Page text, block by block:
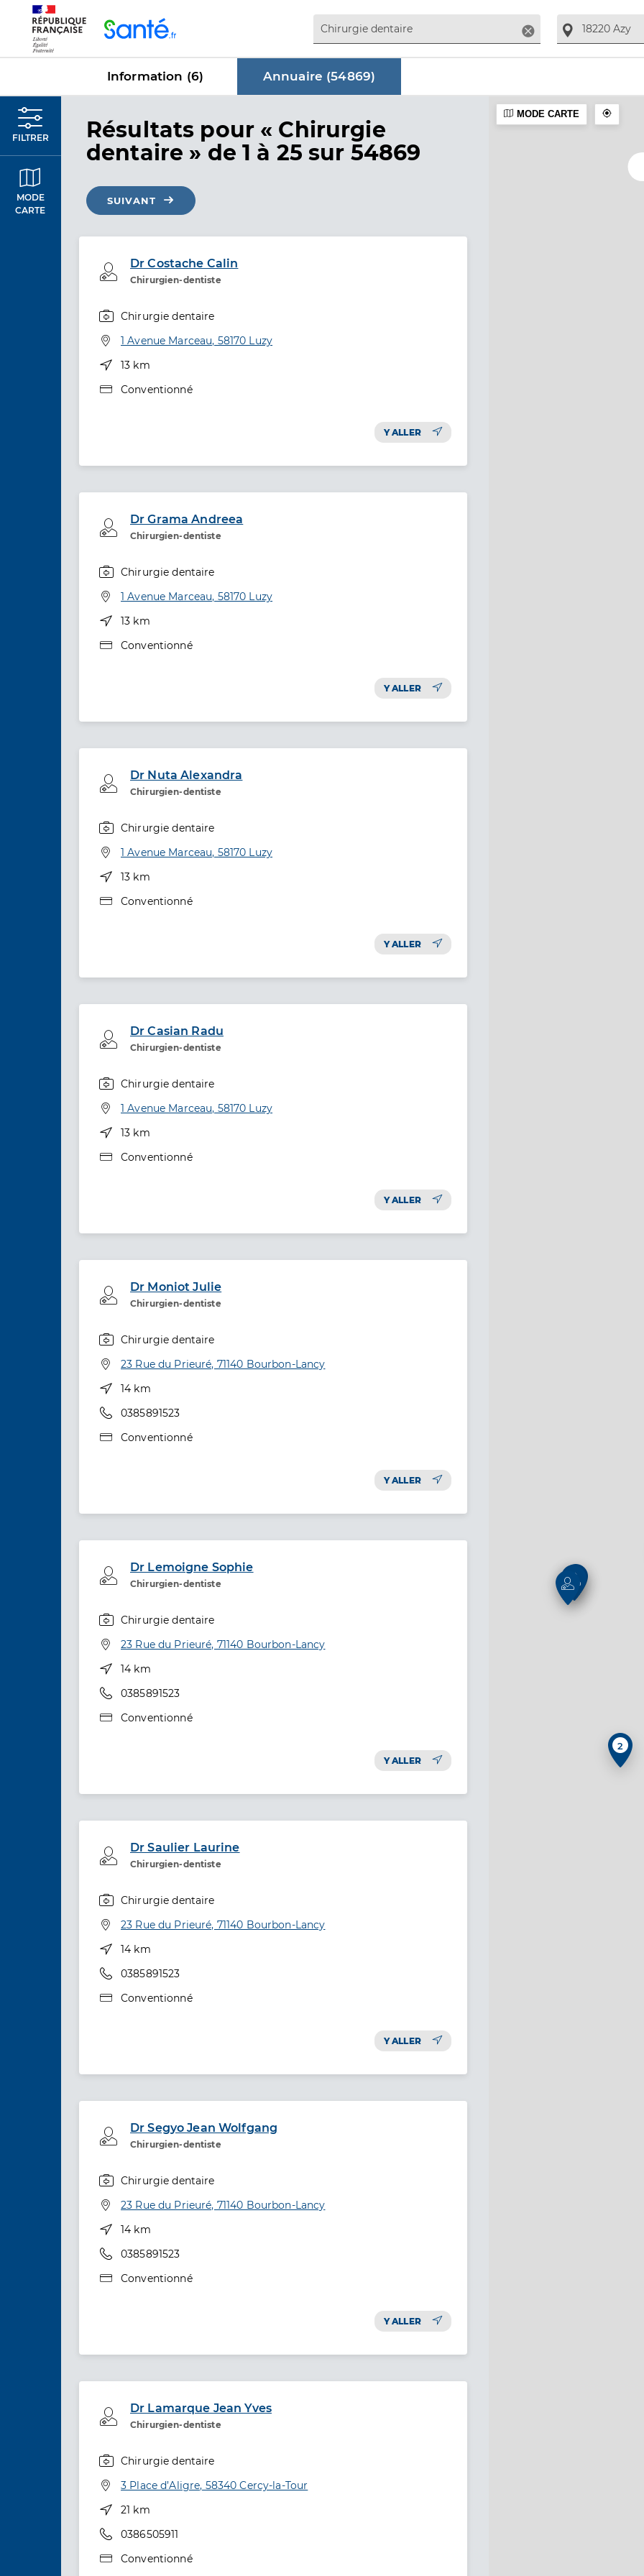
Supprimer
Information (6) Annuaire (54869)
FILTRER
MODE
CARTE
Résultats dans Annuaire
pour « Chirurgie
dentaire » de 1 à 25 sur 54869
SUIVANT
Dr Costache Calin
Chirurgien-dentiste
Professionel de santé
Chirurgie dentaire
Adresse
1 Avenue Marceau, 58170 Luzy
Distance
13 km
Type de convention
Conventionné
Y ALLER
Dr Grama Andreea
Chirurgien-dentiste
Professionel de santé
Chirurgie dentaire
Adresse
1 Avenue Marceau, 58170 Luzy
Distance
13 km
Type de convention
Conventionné
Y ALLER
Dr Nuta Alexandra
Chirurgien-dentiste
Professionel de santé
Chirurgie dentaire
Adresse
1 Avenue Marceau, 58170 Luzy
Distance
13 km
Type de convention
Conventionné
Y ALLER
Dr Casian Radu
Chirurgien-dentiste
Professionel de santé
Chirurgie dentaire
Adresse
1 Avenue Marceau, 58170 Luzy
Distance
13 km
Type de convention
Conventionné
Y ALLER
Dr Moniot Julie
Chirurgien-dentiste
Professionel de santé
Chirurgie dentaire
Adresse
23 Rue du Prieuré, 71140 Bourbon-Lancy
Distance
14 km
Téléphone
0385891523
Type de convention
Conventionné
Y ALLER
Dr Lemoigne Sophie
Chirurgien-dentiste
Professionel de santé
Chirurgie dentaire
Adresse
23 Rue du Prieuré, 71140 Bourbon-Lancy
Distance
14 km
Téléphone
0385891523
Type de convention
Conventionné
Y ALLER
Dr Saulier Laurine
Chirurgien-dentiste
Professionel de santé
Chirurgie dentaire
Adresse
23 Rue du Prieuré, 71140 Bourbon-Lancy
Distance
14 km
Téléphone
0385891523
Type de convention
Conventionné
Y ALLER
Dr Segyo Jean Wolfgang
Chirurgien-dentiste
Professionel de santé
Chirurgie dentaire
Adresse
23 Rue du Prieuré, 71140 Bourbon-Lancy
Distance
14 km
Téléphone
0385891523
Type de convention
Conventionné
Y ALLER
Dr Lamarque Jean Yves
Chirurgien-dentiste
Professionel de santé
Chirurgie dentaire
Adresse
3 Place d’Aligre, 58340 Cercy-la-Tour
Distance
21 km
Téléphone
0386505911
Type de convention
Conventionné
2
3
MODE CARTE
Panneau de gestion des cookies